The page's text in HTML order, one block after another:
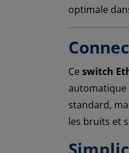
optimale
Ce switch
automatique
standard,
les bruits et